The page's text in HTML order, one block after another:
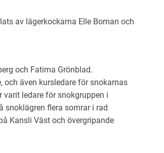
av lägerkockarna Elle Boman och
och Fatima Grönblad.
och även kursledare för snokarnas
varit ledare för snokgruppen i
snoklägren flera somrar i rad
Kansli Väst och övergripande